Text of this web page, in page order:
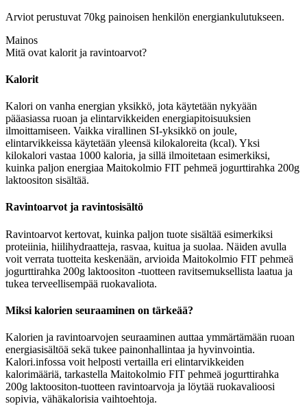
Arviot perustuvat 70kg painoisen henkilön energiankulutukseen.
Mainos
Mitä ovat kalorit ja ravintoarvot?
Kalorit
Kalori on vanha energian yksikkö, jota käytetään nykyään
pääasiassa ruoan ja elintarvikkeiden energiapitoisuuksien
ilmoittamiseen. Vaikka virallinen SI-yksikkö on joule,
elintarvikkeissa käytetään yleensä kilokaloreita (kcal). Yksi
kilokalori vastaa 1000 kaloria, ja sillä ilmoitetaan esimerkiksi,
kuinka paljon energiaa Maitokolmio FIT pehmeä jogurttirahka 200g
laktoositon sisältää.
Ravintoarvot ja ravintosisältö
Ravintoarvot kertovat, kuinka paljon tuote sisältää esimerkiksi
proteiinia, hiilihydraatteja, rasvaa, kuitua ja suolaa. Näiden avulla
voit verrata tuotteita keskenään, arvioida Maitokolmio FIT pehmeä
jogurttirahka 200g laktoositon -tuotteen ravitsemuksellista laatua ja
tukea terveellisempää ruokavaliota.
Miksi kalorien seuraaminen on tärkeää?
Kalorien ja ravintoarvojen seuraaminen auttaa ymmärtämään ruoan
energiasisältöä sekä tukee painonhallintaa ja hyvinvointia.
Kalori.infossa voit helposti vertailla eri elintarvikkeiden
kalorimääriä, tarkastella Maitokolmio FIT pehmeä jogurttirahka
200g laktoositon-tuotteen ravintoarvoja ja löytää ruokavalioosi
sopivia, vähäkalorisia vaihtoehtoja.